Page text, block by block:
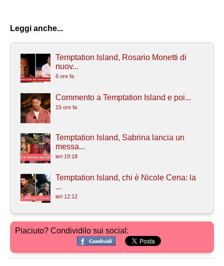
Leggi anche...
Temptation Island, Rosario Monetti di
nuov...
6 ore fa
Commento a Temptation Island e poi...
15 ore fa
Temptation Island, Sabrina lancia un
messa...
ieri 19:18
Temptation Island, chi è Nicole Cena: la
...
ieri 12:12
Piaciuto? Condividilo sui social: